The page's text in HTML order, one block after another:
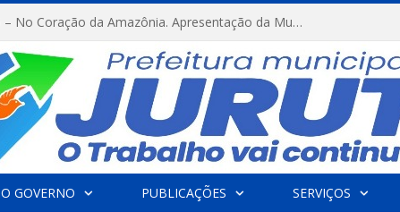
FESTRIBAL 2026 – No Coração da Amazônia. Apresentação da Munduruku.
O GOVERNO PUBLICAÇÕES SERVIÇOS